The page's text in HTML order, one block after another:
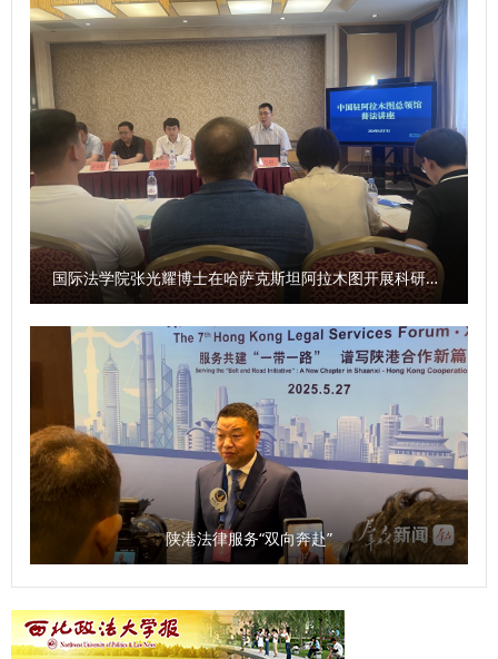
建立闭环整改机制；三要务求会议实效，班子成员要带头开展
理论学习，深刻检视个人问题，认真撰写对照检查材料，深剖
典型案例，把会议成果转化为破解学科建设瓶颈、提升人才培
养质量的具体举措，凝心聚力推动学院事业高质量发展。
（供稿:马克思主义学院 撰稿:刘栩源 审核:李政敏）
国际法学院张光耀博士在哈萨克斯坦阿拉木图开展科研与社会服务活动
陕港法律服务“双向奔赴”